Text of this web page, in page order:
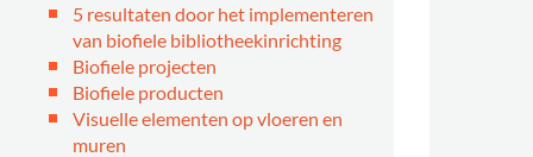
5 resultaten door het implementeren
van biofiele bibliotheekinrichting
Biofiele projecten
Biofiele producten
Visuelle elementen op vloeren en
muren